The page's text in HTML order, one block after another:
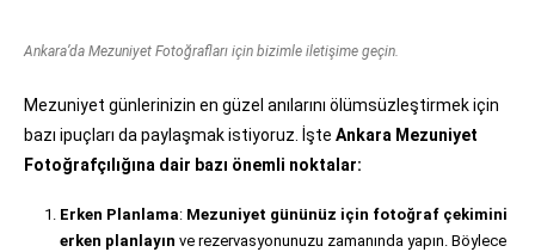
Ankara’da Mezuniyet Fotoğrafları için bizimle iletişime geçin.
Mezuniyet günlerinizin en güzel anılarını ölümsüzleştirmek için
bazı ipuçları da paylaşmak istiyoruz. İşte Ankara Mezuniyet
Fotoğrafçılığına dair bazı önemli noktalar:
Erken Planlama: Mezuniyet gününüz için fotoğraf çekimini
erken planlayın ve rezervasyonunuzu zamanında yapın. Böylece